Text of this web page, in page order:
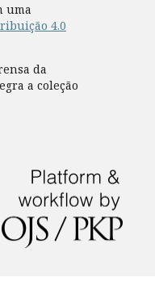
uma
4.0
da
a coleção